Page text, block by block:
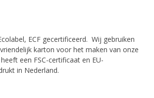
ECF gecertificeerd. Wij gebruiken
karton voor het maken van onze
een FSC-certificaat en EU-
in Nederland.